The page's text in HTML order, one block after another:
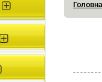
Головна